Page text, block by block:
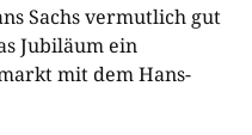
Sachs vermutlich gut
Jubiläum ein
mit dem Hans-